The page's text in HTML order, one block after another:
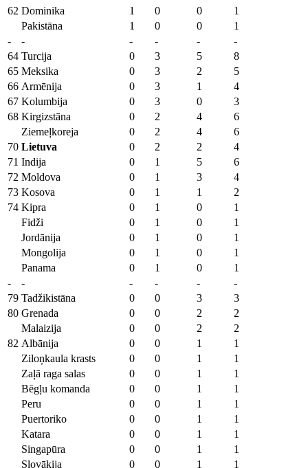
62 Dominika 1 0 0
1
Pakistāna
1 0 0
1
-
- - - -
-
64 Turcija 0 3 5
8
65 Meksika 0 3 2
5
66 Armēnija 0 3 1
4
67 Kolumbija 0 3 0
3
68 Kirgizstāna 0 2 4
6
Ziemeļkoreja
0 2 4
6
70 Lietuva 0 2 2
4
71 Indija 0 1 5
6
72 Moldova 0 1 3
4
73 Kosova 0 1 1
2
74 Kipra 0 1 0
1
Fidži
0 1 0
1
Jordānija
0 1 0
1
Mongolija
0 1 0
1
Panama
0 1 0
1
-
- - - -
-
79 Tadžikistāna 0 0 3
3
80 Grenada 0 0 2
2
Malaizija
0 0 2
2
82 Albānija 0 0 1
1
Ziloņkaula krasts
0 0 1
1
Zaļā raga salas
0 0 1
1
Bēgļu komanda
0 0 1
1
Peru
0 0 1
1
Puertoriko
0 0 1
1
Katara
0 0 1
1
Singapūra
0 0 1
1
Slovākija
0 0 1
1